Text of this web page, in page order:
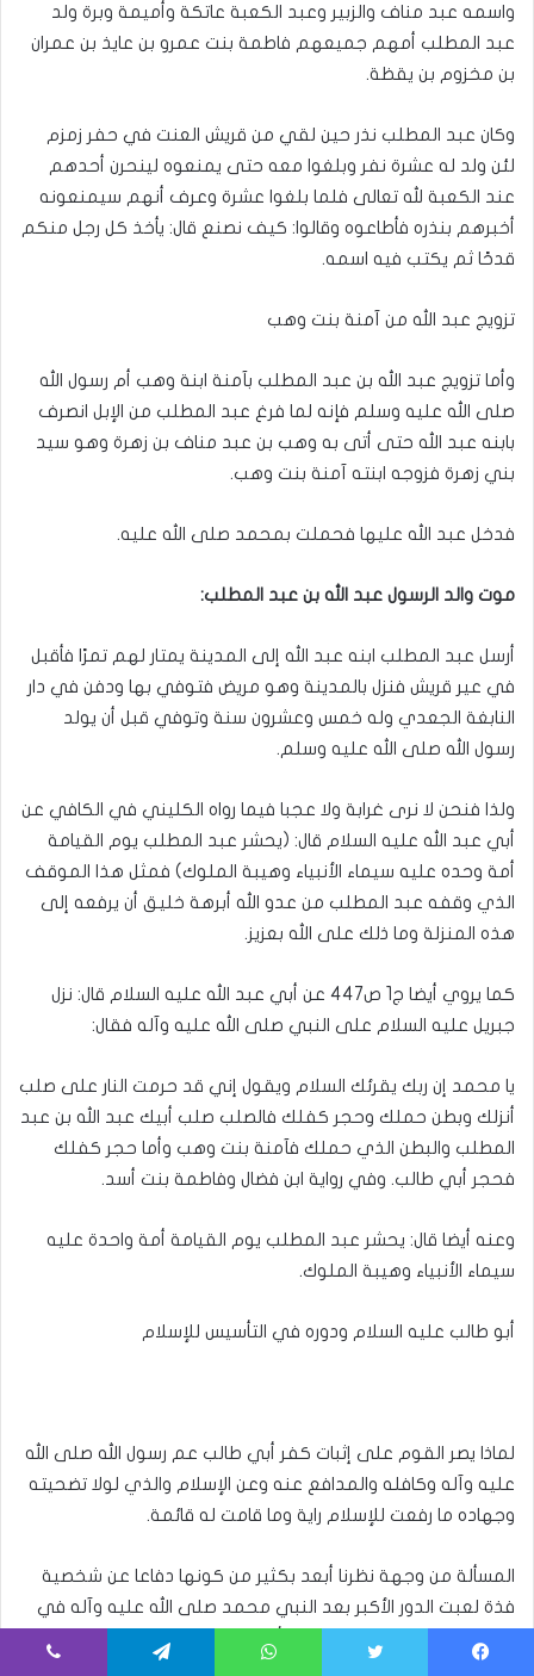
واسمه عبد مناف والزبير وعبد الكعبة عاتكة وأميمة وبرة ولد
عبد المطلب أمهم جميعهم فاطمة بنت عمرو بن عايذ بن عمران
بن مخزوم بن يقظة‏.‏
وكان عبد المطلب نذر حين لقي من قريش العنت في حفر زمزم
لئن ولد له عشرة نفر وبلغوا معه حتى يمنعوه لينحرن أحدهم
عند الكعبة لله تعالى‏ فلما بلغوا عشرة وعرف أنهم سيمنعونه
أخبرهم بنذره فأطاعوه وقالوا‏:‏ كيف نصنع قال‏:‏ يأخذ كل رجل منكم
قدحًا ثم يكتب فيه اسمه‏.‏
تزويج عبد الله من آمنة بنت وهب
وأما تزويج عبد الله بن عبد المطلب بآمنة ابنة وهب أم رسول الله
صلى الله عليه وسلم فإنه لما فرغ عبد المطلب من الإبل انصرف
بابنه عبد الله حتى أتى به وهب بن عبد مناف بن زهرة وهو سيد
بني زهرة فزوجه ابنته آمنة بنت وهب.‏
فدخل عبد الله عليها فحملت بمحمد صلى الله عليه.
موت والد الرسول عبد الله بن عبد المطلب:
أرسل عبد المطلب ابنه عبد الله إلى المدينة يمتار لهم تمرًا فأقبل
في عير قريش فنزل بالمدينة وهو مريض فتوفي بها ودفن في دار
النابغة الجعدي وله خمس وعشرون سنة وتوفي قبل أن يولد
رسول الله صلى الله عليه وسلم‏.‏
ولذا فنحن لا نرى غرابة ولا عجبا فيما رواه الكليني في الكافي عن
أبي عبد الله عليه السلام قال: (يحشر عبد المطلب يوم القيامة
أمة وحده عليه سيماء الأنبياء وهيبة الملوك) فمثل هذا الموقف
الذي وقفه عبد المطلب من عدو الله أبرهة خليق أن يرفعه إلى
هذه المنزلة وما ذلك على الله بعزيز.
كما يروي أيضا ج1 ص447 عن أبي عبد الله عليه السلام قال: نزل
جبريل عليه السلام على النبي صلى الله عليه وآله فقال:
يا محمد إن ربك يقرئك السلام ويقول إني قد حرمت النار على صلب
أنزلك وبطن حملك وحجر كفلك فالصلب صلب أبيك عبد الله بن عبد
المطلب والبطن الذي حملك فآمنة بنت وهب وأما حجر كفلك
فحجر أبي طالب. وفي رواية ابن فضال وفاطمة بنت أسد.
وعنه أيضا قال: يحشر عبد المطلب يوم القيامة أمة واحدة عليه
سيماء الأنبياء وهيبة الملوك.
أبو طالب عليه السلام ودوره في التأسيس للإسلام
لماذا يصر القوم على إثبات كفر أبي طالب عم رسول الله صلى الله
عليه وآله وكافله والمدافع عنه وعن الإسلام والذي لولا تضحيته
وجهاده ما رفعت للإسلام راية وما قامت له قائمة.
المسألة من وجهة نظرنا أبعد بكثير من كونها دفاعا عن شخصية
فذة لعبت الدور الأكبر بعد النبي محمد صلى الله عليه وآله في